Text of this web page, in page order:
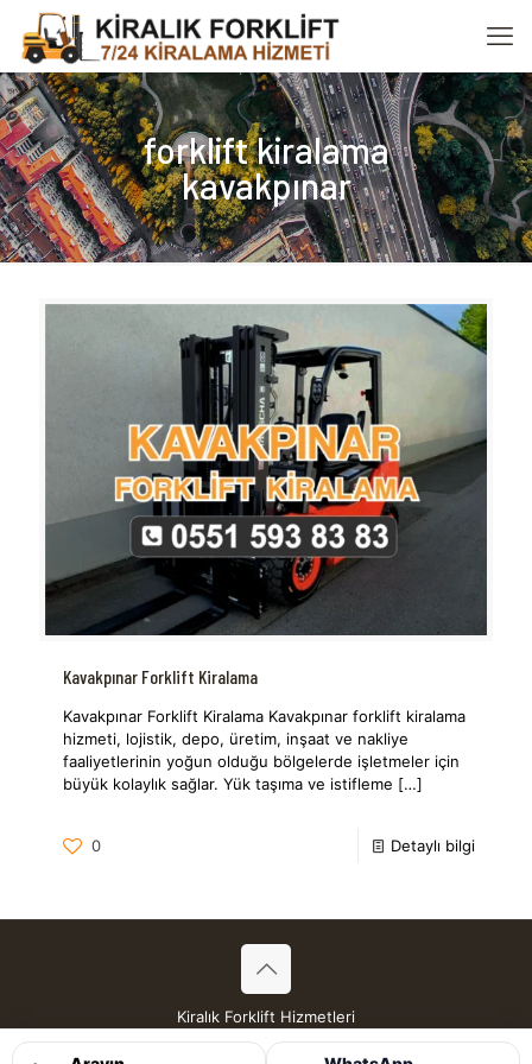
forklift kiralama
kavakpınar
Kavakpınar Forklift Kiralama
Kavakpınar Forklift Kiralama Kavakpınar forklift kiralama
hizmeti, lojistik, depo, üretim, inşaat ve nakliye
faaliyetlerinin yoğun olduğu bölgelerde işletmeler için
büyük kolaylık sağlar. Yük taşıma ve istifleme […]
0 Detaylı bilgi
Kiralık Forklift Hizmetleri
Tüm Hakları Saklıdır © 2026